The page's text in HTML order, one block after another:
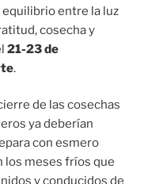
equilibrio entre la luz
cosecha y
21-23 de
.
de las cosechas
ya deberían
con esmero
los meses fríos que
y conducidos de